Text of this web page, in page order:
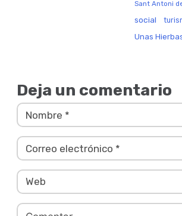
Sant Antoni
social
Unas
Deja un comentario